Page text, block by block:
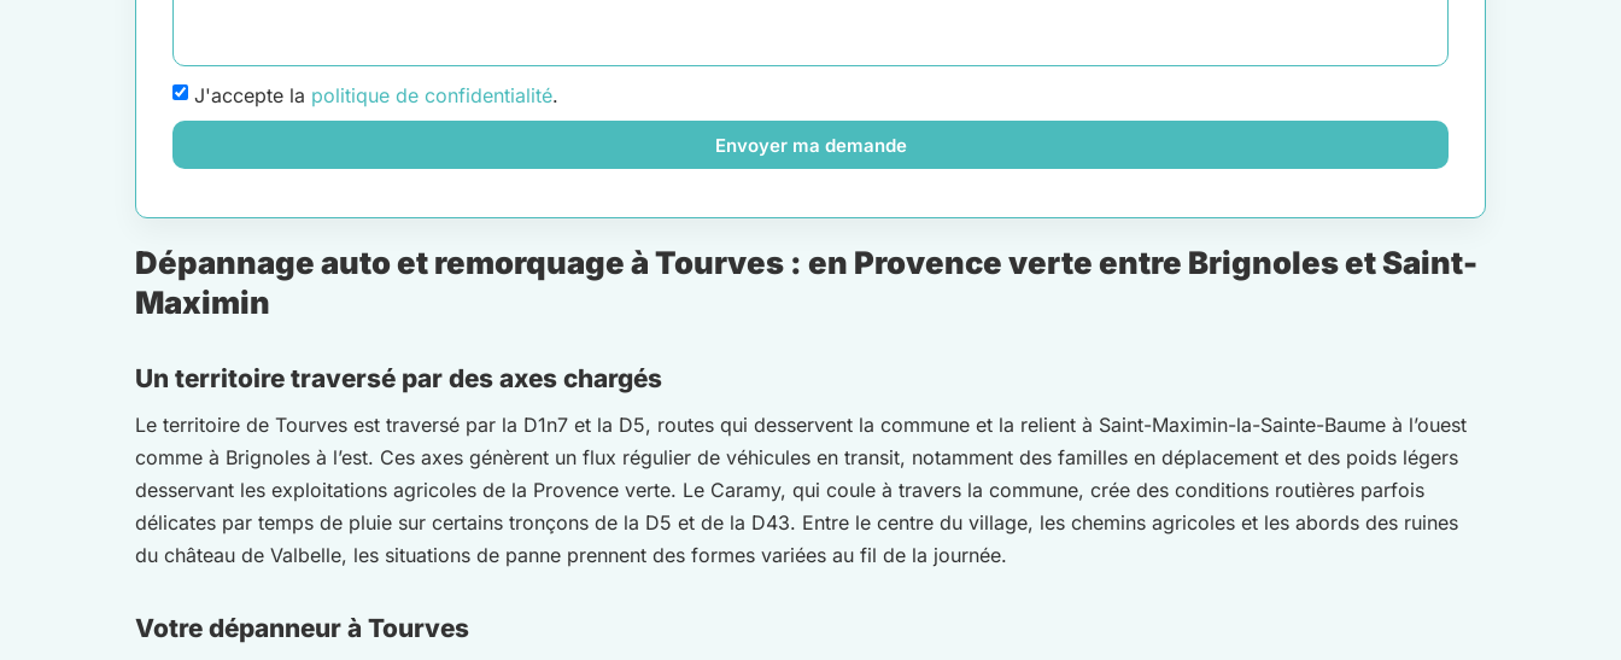
J'accepte la politique de confidentialité.
Envoyer ma demande
Dépannage auto et remorquage à Tourves : en Provence verte entre Brignoles et Saint-
Maximin
Un territoire traversé par des axes chargés
Le territoire de Tourves est traversé par la D1n7 et la D5, routes qui desservent la commune et la relient à Saint-Maximin-la-Sainte-Baume à l’ouest
comme à Brignoles à l’est. Ces axes génèrent un flux régulier de véhicules en transit, notamment des familles en déplacement et des poids légers
desservant les exploitations agricoles de la Provence verte. Le Caramy, qui coule à travers la commune, crée des conditions routières parfois
délicates par temps de pluie sur certains tronçons de la D5 et de la D43. Entre le centre du village, les chemins agricoles et les abords des ruines
du château de Valbelle, les situations de panne prennent des formes variées au fil de la journée.
Votre dépanneur à Tourves